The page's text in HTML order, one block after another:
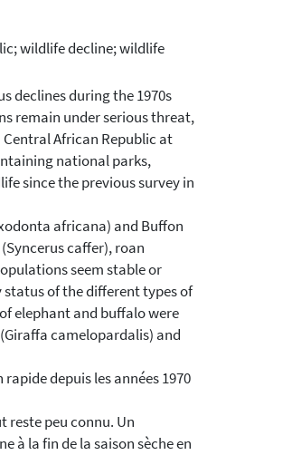
wildlife decline; wildlife
declines during the 1970s
remain under serious threat,
African Republic at
national parks,
since the previous survey in
africana) and Buffon
caffer), roan
seem stable or
of the different types of
elephant and buffalo were
camelopardalis) and
depuis les années 1970
reste peu connu. Un
à la fin de la saison sèche en